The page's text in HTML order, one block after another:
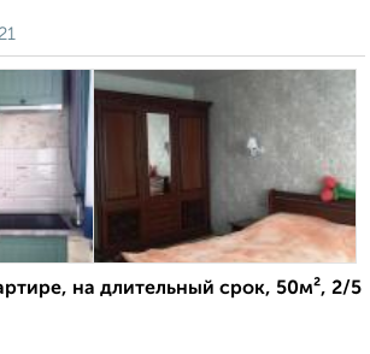
на длительный срок, 50м², 2/5